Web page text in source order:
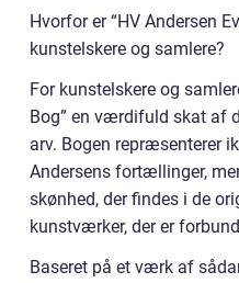
Hvorfor er “HV Andersen
kunstelskere og samlere?
For kunstelskere og
Bog” en værdifuld skat af
arv. Bogen repræsenterer
Andersens fortællinger,
skønhed, der findes i de
kunstværker, der er
Baseret på et værk af